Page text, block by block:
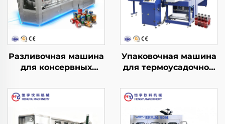
Разливочная машина
для консервных
Упаковочная машина
для термоусадочной
типа